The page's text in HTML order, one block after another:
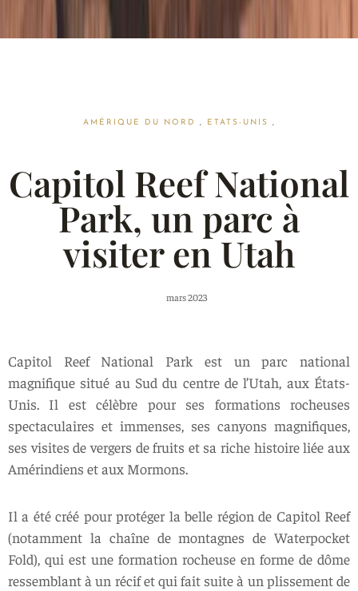
AMÉRIQUE DU NORD , ETATS-UNIS ,
Capitol Reef National
Park, un parc à
visiter en Utah
mars 2023
Capitol Reef National Park est un parc national
magnifique situé au Sud du centre de l’Utah, aux États-
Unis. Il est célèbre pour ses formations rocheuses
spectaculaires et immenses, ses canyons magnifiques,
ses visites de vergers de fruits et sa riche histoire liée aux
Amérindiens et aux Mormons.
Il a été créé pour protéger la belle région de Capitol Reef
(notamment la chaîne de montagnes de Waterpocket
Fold), qui est une formation rocheuse en forme de dôme
ressemblant à un récif et qui fait suite à un plissement de